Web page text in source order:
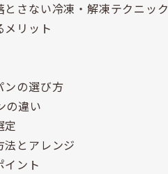
さない冷凍・解凍テクニック
リット
ンの選び方
の違い
定
とアレンジ
イント